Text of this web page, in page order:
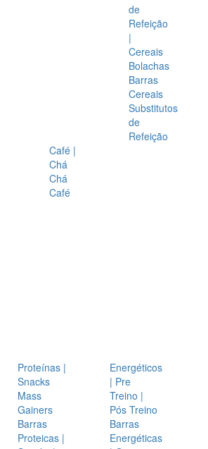
de
Refeição
|
Cereais
Bolachas
Barras
Cereais
Substitutos
de
Refeição
Café |
Chá
Chá
Café
Proteínas |
Snacks
Mass
Gainers
Barras
Proteicas |
Energéticos
| Pre
Treino |
Pós Treino
Barras
Energéticas